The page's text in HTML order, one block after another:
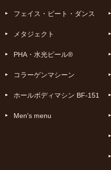
フェイス・ビート・ダンス
メタジェクト
PHA・水光ピール®
コラーゲンマシーン
ホールボディマシン BF-151
Men's menu